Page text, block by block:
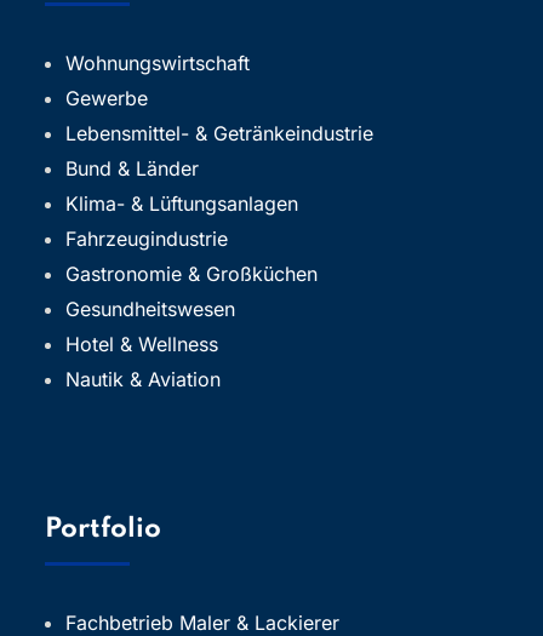
Wohnungswirtschaft
Gewerbe
Lebensmittel- & Getränkeindustrie
Bund & Länder
Klima- & Lüftungsanlagen
Fahrzeugindustrie
Gastronomie & Großküchen
Gesundheitswesen
Hotel & Wellness
Nautik & Aviation
Portfolio
Fachbetrieb Maler & Lackierer